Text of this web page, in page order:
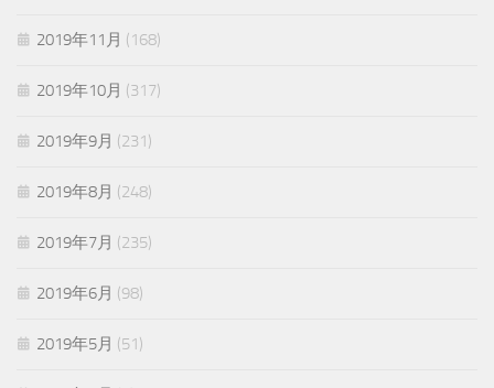
2019年11月 (168)
2019年10月 (317)
2019年9月 (231)
2019年8月 (248)
2019年7月 (235)
2019年6月 (98)
2019年5月 (51)